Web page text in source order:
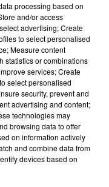
ALEX WARREN
Fever Dream
processing based on
and/or access
advertising; Create
to select personalised
Measure content
statistics or combinations
services; Create
select personalised
security, prevent and
advertising and content;
technologies may
browsing data to offer
on information actively
and combine data from
devices based on